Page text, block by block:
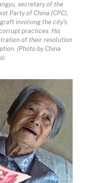
secretary of the
Party of China (CPC),
involving the city's
practices. His
of their resolution
(Photo by China